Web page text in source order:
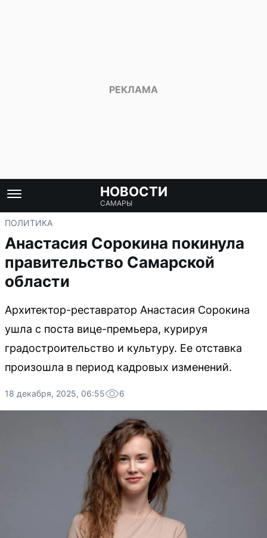
НОВОСТИ
САМАРЫ
ПОЛИТИКА
Анастасия Сорокина покинула
правительство Самарской
области
Архитектор-реставратор Анастасия Сорокина
ушла с поста вице-премьера, курируя
градостроительство и культуру. Ее отставка
произошла в период кадровых изменений.
18 декабря, 2025, 06:55 6